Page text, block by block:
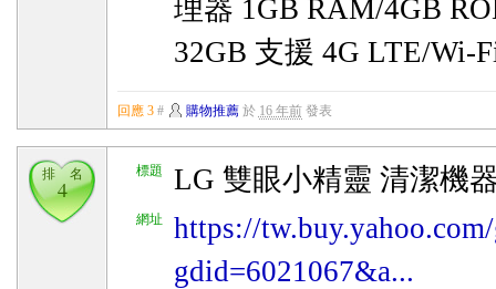
理器 1GB RAM/4GB
32GB 支援 4G LTE/Wi-
回應 3 # 購物推薦於 16 年前發表
標題 LG 雙眼小精靈 清潔機
網址
https://
gdid=6021067&a...
排 名
4